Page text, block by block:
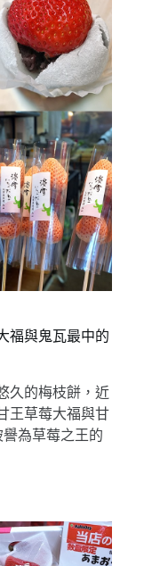
福與鬼瓦最中的
久的梅枝餅，近
王草莓大福與甘
為草莓之王的